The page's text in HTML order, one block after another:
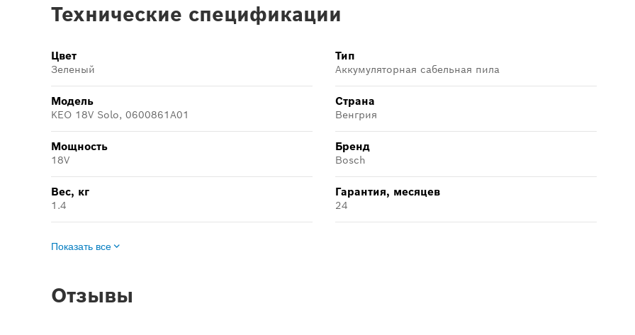
Технические спецификации
Цвет
Зеленый
Тип
Аккумуляторная сабельная пила
Модель
KEO 18V Solo, 0600861A01
Страна
Венгрия
Мощность
18V
Бренд
Bosch
Вес, кг
1.4
Гарантия, месяцев
24
Показать все
Отзывы